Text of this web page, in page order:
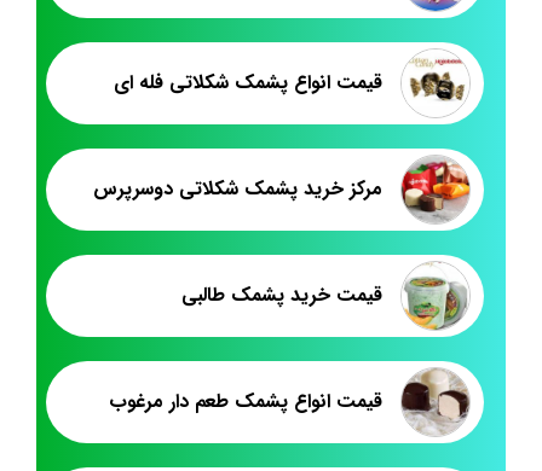
قیمت انواع پشمک شکلاتی فله ای
مرکز خرید پشمک شکلاتی دوسرپرس
قیمت خرید پشمک طالبی
قیمت انواع پشمک طعم دار مرغوب